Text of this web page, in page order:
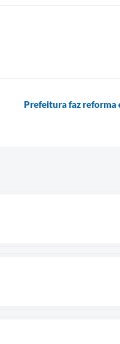
Prefeitura faz reforma